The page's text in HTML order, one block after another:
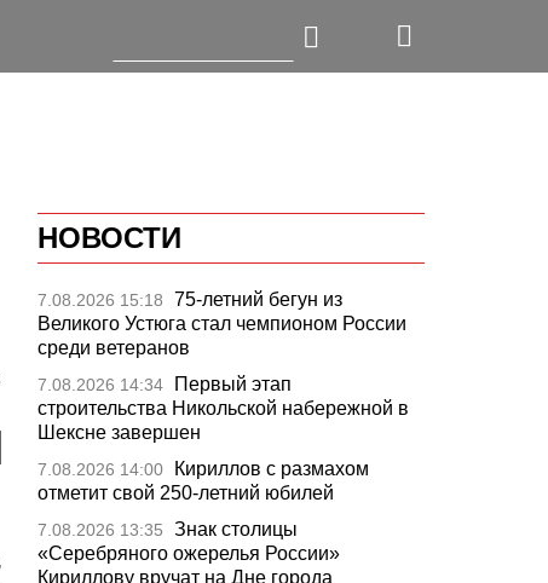
НОВОСТИ
7.08.2026 15:18
75-летний бегун из
Великого Устюга стал чемпионом России
среди ветеранов
7.08.2026 14:34
Первый этап
строительства Никольской набережной в
Шексне завершен
7.08.2026 14:00
Кириллов с размахом
отметит свой 250-летний юбилей
7.08.2026 13:35
Знак столицы
«Серебряного ожерелья России»
Кириллову вручат на Дне города